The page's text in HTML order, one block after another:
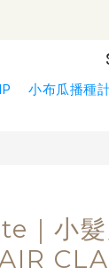
小布瓜播種
｜小